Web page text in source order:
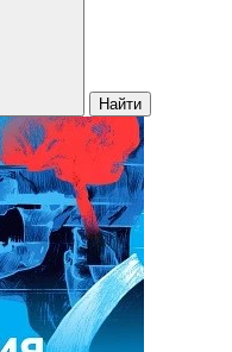
Найти